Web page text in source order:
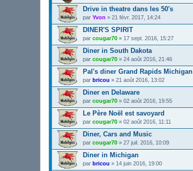
Drive in theatre dans les 50's
par Yvon » 21 févr. 2017, 14:24
DINER'S SPIRIT
par cougar70 » 17 sept. 2016, 15:27
Diner in South Dakota
par cougar70 » 24 août 2016, 21:46
Pal's diner Grand Rapids Michigan
par bricou » 21 août 2016, 13:02
Diner en Delaware
par cougar70 » 02 août 2016, 19:55
Le Père Noël est savoyard
par cougar70 » 02 août 2016, 11:11
Diner, Cars and Music
par cougar70 » 27 juil. 2016, 10:09
Diner in Michigan
par bricou » 14 juin 2016, 19:00